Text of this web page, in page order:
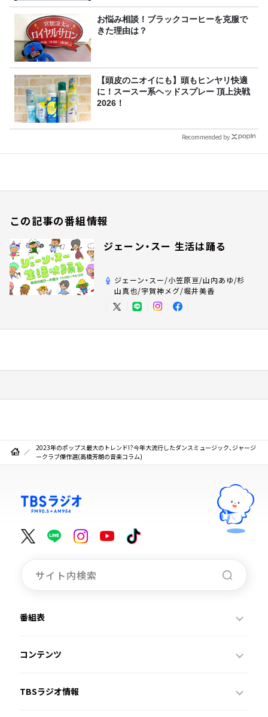
お悩み相談！ブラックコーヒーを克服で
きた理由は？
【頭皮のニオイにも】頭もヒンヤリ快適
に！スースー系ヘッドスプレー 頂上決戦
2026！
Recommended by
この記事の番組情報
ジェーン・スー 生活は踊る
ジェーン・スー/小笠原亘/山内あゆ/杉
山真也/宇賀神メグ/堀井美香
2023年のポップス最大のトレンド!?今年大流行したダンスミュージック、ジャージ
ークラブ傑作選(高橋芳朗の音楽コラム)
番組表
コンテンツ
TBSラジオ情報